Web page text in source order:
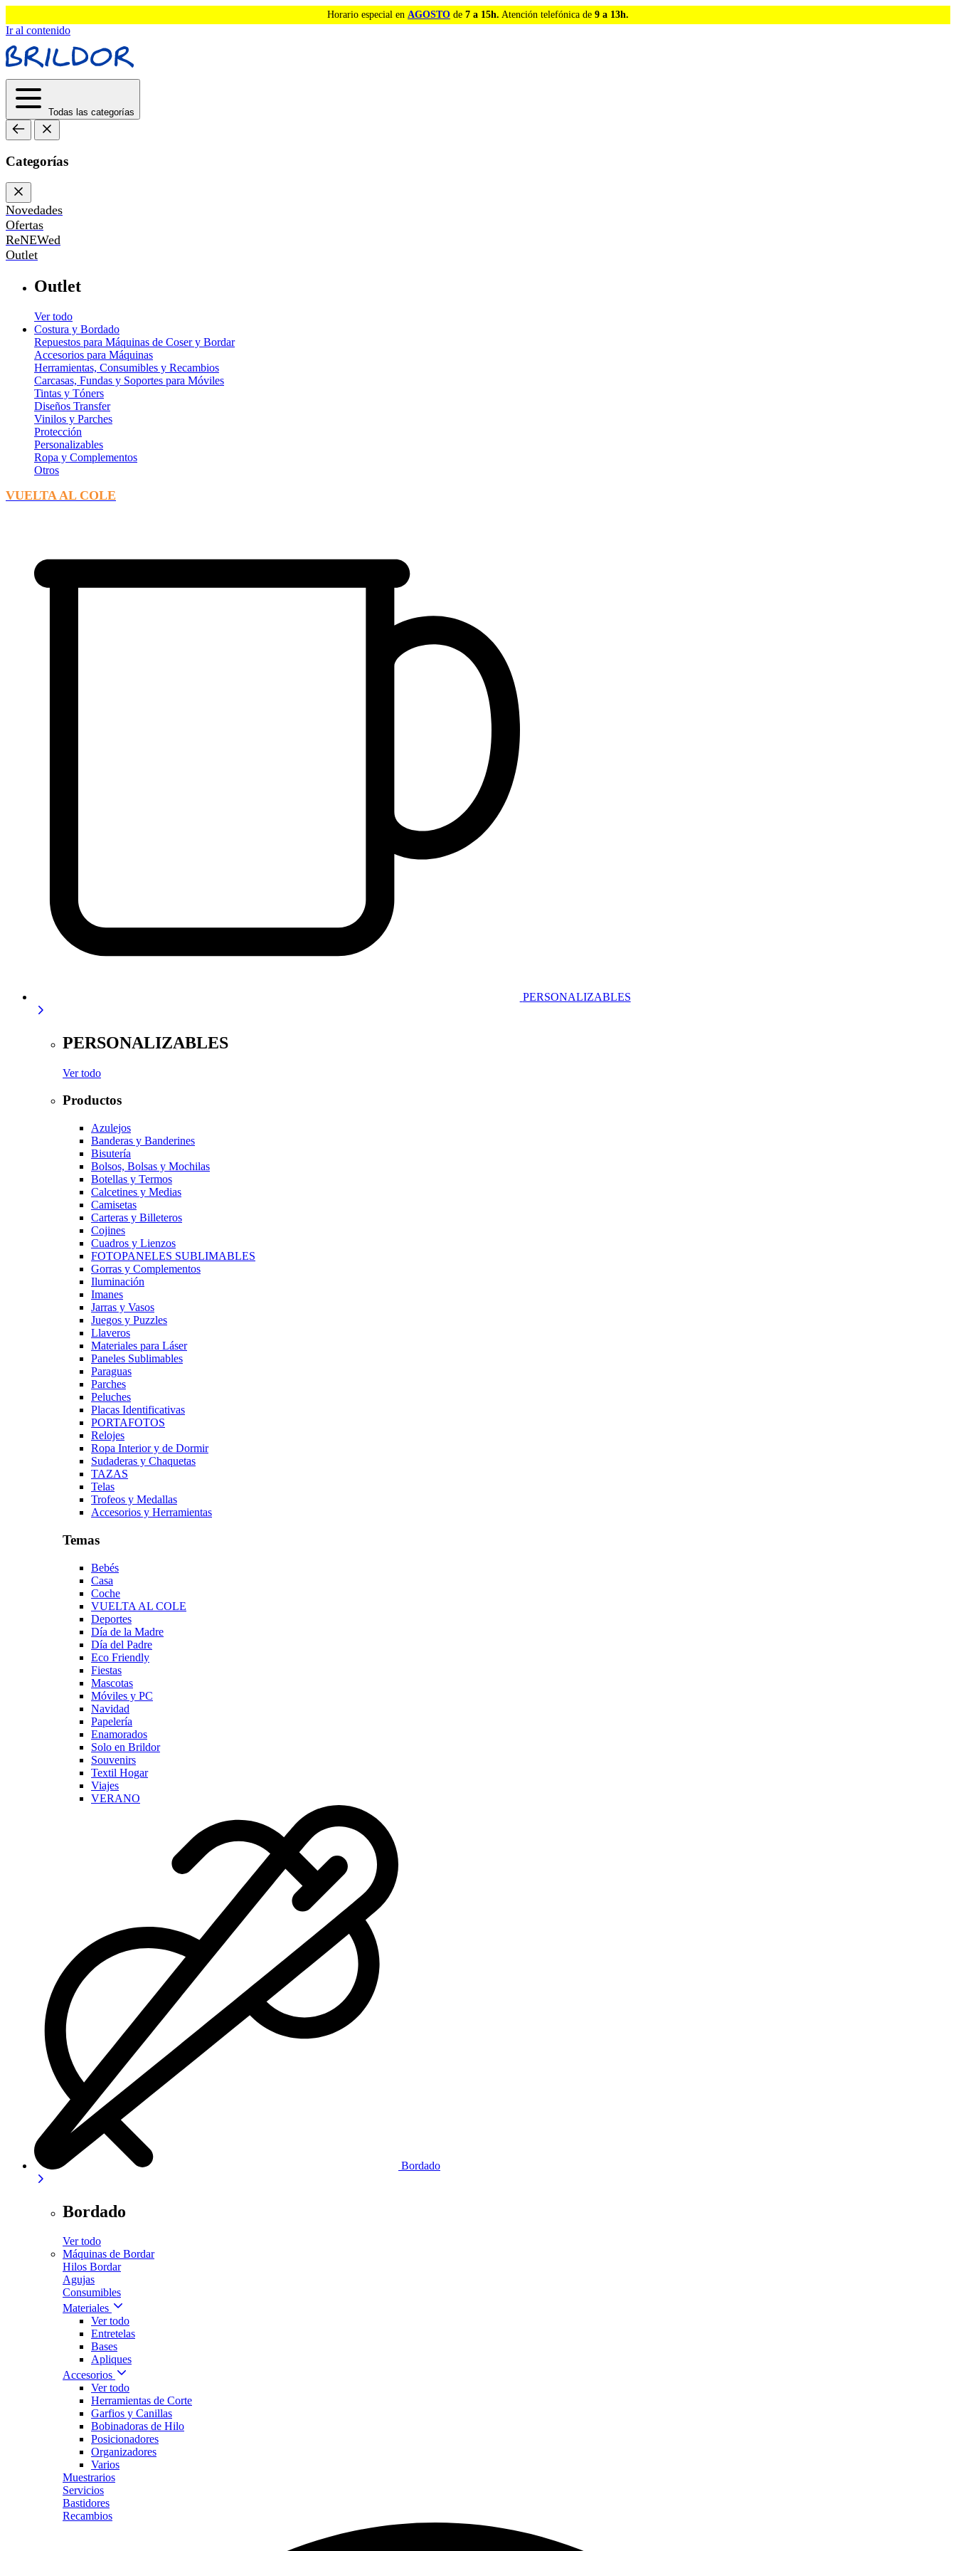
Horario especial en AGOSTO de 7 a 15h. Atención telefónica de 9 a 13h.
Ir al contenido
Todas las categorías
Categorías
Novedades
Ofertas
ReNEWed
Outlet
Outlet
Ver todo
Costura y Bordado
Repuestos para Máquinas de Coser y Bordar
Accesorios para Máquinas
Herramientas, Consumibles y Recambios
Carcasas, Fundas y Soportes para Móviles
Tintas y Tóners
Diseños Transfer
Vinilos y Parches
Protección
Personalizables
Ropa y Complementos
Otros
VUELTA AL COLE
PERSONALIZABLES
PERSONALIZABLES
Ver todo
Productos
Azulejos
Banderas y Banderines
Bisutería
Bolsos, Bolsas y Mochilas
Botellas y Termos
Calcetines y Medias
Camisetas
Carteras y Billeteros
Cojines
Cuadros y Lienzos
FOTOPANELES SUBLIMABLES
Gorras y Complementos
Iluminación
Imanes
Jarras y Vasos
Juegos y Puzzles
Llaveros
Materiales para Láser
Paneles Sublimables
Paraguas
Parches
Peluches
Placas Identificativas
PORTAFOTOS
Relojes
Ropa Interior y de Dormir
Sudaderas y Chaquetas
TAZAS
Telas
Trofeos y Medallas
Accesorios y Herramientas
Temas
Bebés
Casa
Coche
VUELTA AL COLE
Deportes
Día de la Madre
Día del Padre
Eco Friendly
Fiestas
Mascotas
Móviles y PC
Navidad
Papelería
Enamorados
Solo en Brildor
Souvenirs
Textil Hogar
Viajes
VERANO
Bordado
Bordado
Ver todo
Máquinas de Bordar
Hilos Bordar
Agujas
Consumibles
Materiales
Ver todo
Entretelas
Bases
Apliques
Accesorios
Ver todo
Herramientas de Corte
Garfios y Canillas
Bobinadoras de Hilo
Posicionadores
Organizadores
Varios
Muestrarios
Servicios
Bastidores
Recambios